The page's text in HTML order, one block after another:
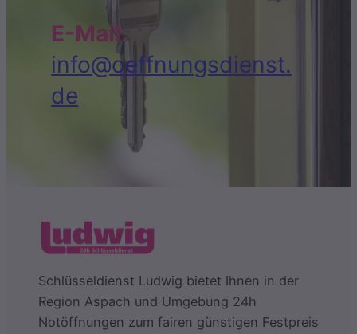
E-Mail:
info@oeffnungsdienst.
de
Schlüsseldienst Ludwig bietet Ihnen in der
Region Aspach und Umgebung 24h
Notöffnungen zum fairen günstigen Festpreis